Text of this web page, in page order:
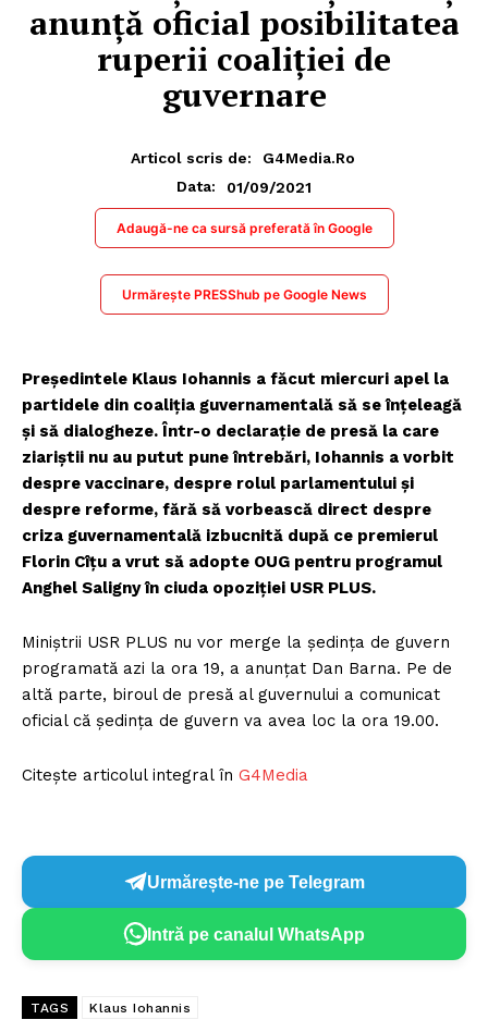
anunță oficial posibilitatea
ruperii coaliției de
guvernare
Articol scris de:
G4Media.ro
Data:
01/09/2021
Adaugă-ne ca sursă preferată în Google
Urmărește PRESShub pe Google News
Președintele Klaus Iohannis a făcut miercuri apel la
partidele din coaliția guvernamentală să se înțeleagă
și să dialogheze. Într-o declarație de presă la care
ziariștii nu au putut pune întrebări, Iohannis a vorbit
despre vaccinare, despre rolul parlamentului și
despre reforme, fără să vorbească direct despre
criza guvernamentală izbucnită după ce premierul
Florin Cîțu a vrut să adopte OUG pentru programul
Anghel Saligny în ciuda opoziției USR PLUS.
Miniștrii USR PLUS nu vor merge la ședința de guvern
programată azi la ora 19, a anunțat Dan Barna. Pe de
altă parte, biroul de presă al guvernului a comunicat
oficial că ședința de guvern va avea loc la ora 19.00.
Citește articolul integral în G4Media
Urmărește-ne pe Telegram
Intră pe canalul WhatsApp
TAGS Klaus Iohannis